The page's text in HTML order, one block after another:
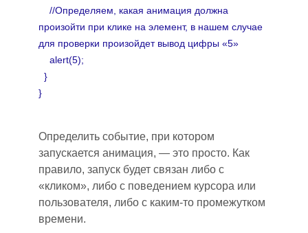
//Определяем
какая анимация должна
произойти при клике на элемент, в нашем случае
для проверки произойдет вывод цифры «5»
alert(5);
}
}
Определить событие, при котором
запускается анимация, — это просто. Как
правило, запуск будет связан либо с
«кликом», либо с поведением курсора или
пользователя, либо с каким-то промежутком
времени.